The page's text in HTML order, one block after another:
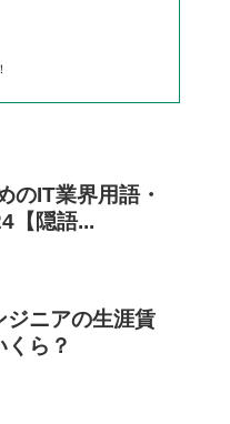
のIT業界用語・
【隠語...
ジニアの生涯賃
ら？